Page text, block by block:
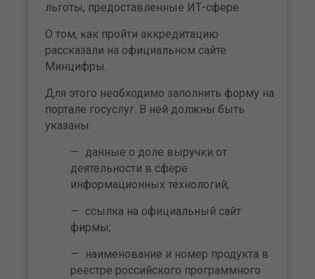
льготы, предоставленные ИТ-сфере.
О том, как пройти аккредитацию
рассказали на официальном сайте
Минцифры.
Для этого необходимо заполнить форму на
портале госуслуг. В ней должны быть
указаны:
данные о доле выручки от
деятельности в сфере
информационных технологий;
ссылка на официальный сайт
фирмы;
наименование и номер продукта в
реестре российского программного